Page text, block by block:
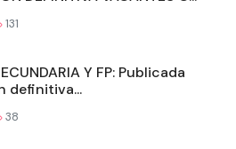
131
Y FP: Publicada
definitiva...
38